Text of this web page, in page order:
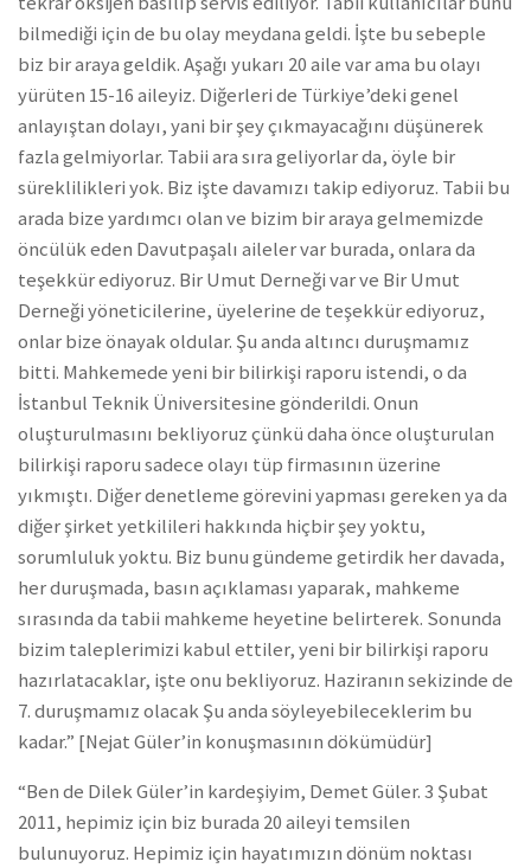
bilmediği için de bu olay meydana geldi. İşte bu sebeple
biz bir araya geldik. Aşağı yukarı 20 aile var ama bu olayı
yürüten 15-16 aileyiz. Diğerleri de Türkiye’deki genel
anlayıştan dolayı, yani bir şey çıkmayacağını düşünerek
fazla gelmiyorlar. Tabii ara sıra geliyorlar da, öyle bir
süreklilikleri yok. Biz işte davamızı takip ediyoruz. Tabii bu
arada bize yardımcı olan ve bizim bir araya gelmemizde
öncülük eden Davutpaşalı aileler var burada, onlara da
teşekkür ediyoruz. Bir Umut Derneği var ve Bir Umut
Derneği yöneticilerine, üyelerine de teşekkür ediyoruz,
onlar bize önayak oldular. Şu anda altıncı duruşmamız
bitti. Mahkemede yeni bir bilirkişi raporu istendi, o da
İstanbul Teknik Üniversitesine gönderildi. Onun
oluşturulmasını bekliyoruz çünkü daha önce oluşturulan
bilirkişi raporu sadece olayı tüp firmasının üzerine
yıkmıştı. Diğer denetleme görevini yapması gereken ya da
diğer şirket yetkilileri hakkında hiçbir şey yoktu,
sorumluluk yoktu. Biz bunu gündeme getirdik her davada,
her duruşmada, basın açıklaması yaparak, mahkeme
sırasında da tabii mahkeme heyetine belirterek. Sonunda
bizim taleplerimizi kabul ettiler, yeni bir bilirkişi raporu
hazırlatacaklar, işte onu bekliyoruz. Haziranın sekizinde de
7. duruşmamız olacak Şu anda söyleyebileceklerim bu
kadar.” [Nejat Güler’in konuşmasının dökümüdür]
“Ben de Dilek Güler’in kardeşiyim, Demet Güler. 3 Şubat
2011, hepimiz için biz burada 20 aileyi temsilen
bulunuyoruz. Hepimiz için hayatımızın dönüm noktası